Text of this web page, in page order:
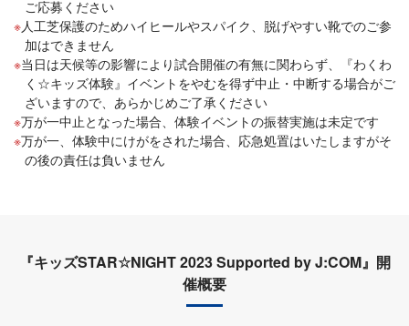
ご応募ください
人工芝保護のためハイヒールやスパイク、脱げやすい靴でのご参
加はできません
当日は天候等の影響により試合開催の有無に関わらず、『わくわ
く☆キッズ体験』イベントをやむを得ず中止・中断する場合がご
ざいますので、あらかじめご了承ください
万が一中止となった場合、体験イベントの振替実施は未定です
万が一、体験中にけがをされた場合、応急処置はいたしますがそ
の後の責任は負いません
『キッズSTAR☆NIGHT 2023 Supported by J:COM』開
催概要